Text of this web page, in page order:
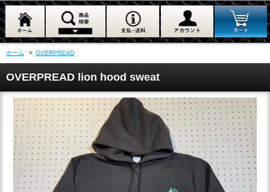
ホーム > OVERPREAD
OVERPREAD lion hood sweat